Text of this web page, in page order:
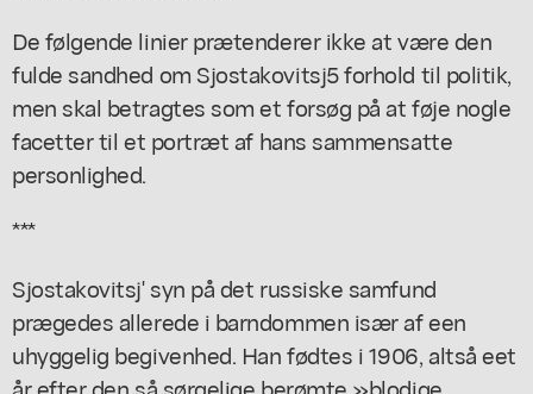
De følgende linier prætenderer ikke at være den
fulde sandhed om Sjostakovitsj5 forhold til politik,
men skal betragtes som et forsøg på at føje nogle
facetter til et portræt af hans sammensatte
personlighed.
***
Sjostakovitsj' syn på det russiske samfund
prægedes allerede i barndommen især af een
uhyggelig begivenhed. Han fødtes i 1906, altså eet
år efter den så sørgelige berømte »blodige